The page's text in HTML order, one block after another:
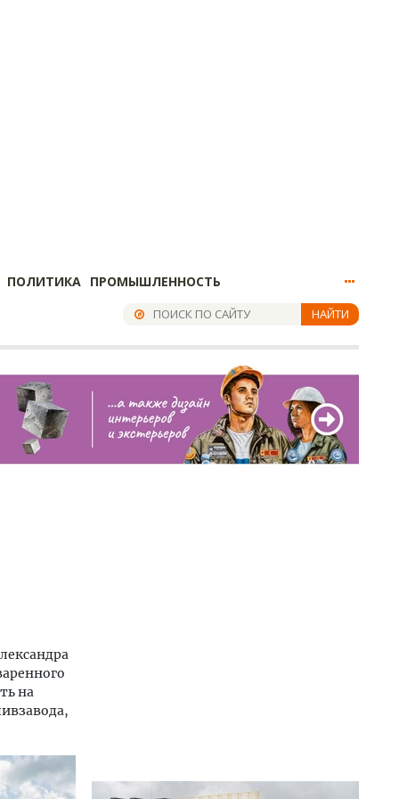
ПОЛИТИКА ПРОМЫШЛЕННОСТЬ
НАЙТИ
на